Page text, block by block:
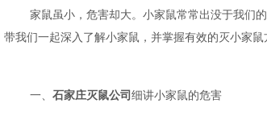
家鼠虽小，危害却大。小家鼠常常出没于我们
带我们一起深入了解小家鼠，并掌握有效的灭小家鼠
一、 石家庄灭鼠公司 细讲小家鼠的危害